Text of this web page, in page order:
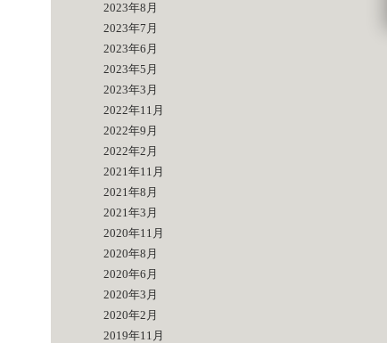
2023年8月
2023年7月
2023年6月
2023年5月
2023年3月
2022年11月
2022年9月
2022年2月
2021年11月
2021年8月
2021年3月
2020年11月
2020年8月
2020年6月
2020年3月
2020年2月
2019年11月